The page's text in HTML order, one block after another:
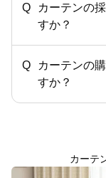
カーテンの
すか？
カーテンの
すか？
カーテ